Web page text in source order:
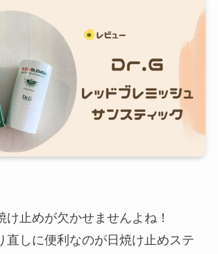
け止めが欠かせませんよね！
直しに便利なのが日焼け止めステ